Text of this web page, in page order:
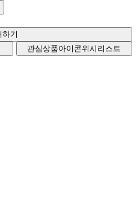
관심상품아이콘위시리스트